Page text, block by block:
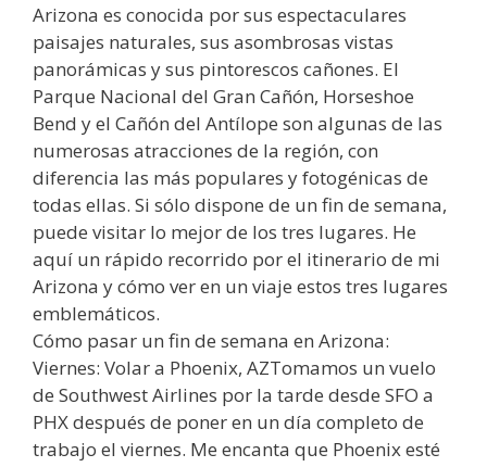
Arizona es conocida por sus espectaculares
paisajes naturales, sus asombrosas vistas
panorámicas y sus pintorescos cañones. El
Parque Nacional del Gran Cañón, Horseshoe
Bend y el Cañón del Antílope son algunas de las
numerosas atracciones de la región, con
diferencia las más populares y fotogénicas de
todas ellas. Si sólo dispone de un fin de semana,
puede visitar lo mejor de los tres lugares. He
aquí un rápido recorrido por el itinerario de mi
Arizona y cómo ver en un viaje estos tres lugares
emblemáticos.
Cómo pasar un fin de semana en Arizona:
Viernes: Volar a Phoenix, AZTomamos un vuelo
de Southwest Airlines por la tarde desde SFO a
PHX después de poner en un día completo de
trabajo el viernes. Me encanta que Phoenix esté